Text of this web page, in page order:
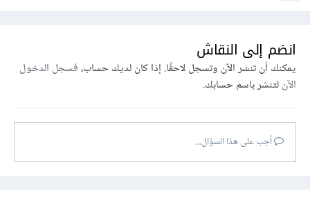
انضم إلى النقاش
يمكنك أن تنشر الآن وتسجل لاحقًا. إذا كان لديك حساب،فسجل الدخول
الآنلتنشر باسم حسابك.
أجب على هذا السؤال...